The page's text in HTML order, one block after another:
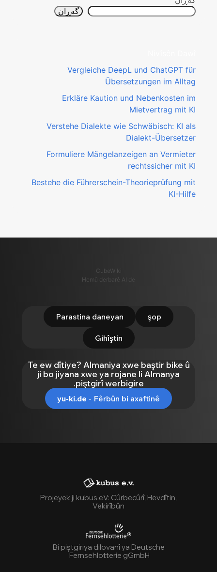
گه‌ڕان
Vergleiche DeepL und ChatGPT für
Übersetzungen im Alltag
Erkläre Kaution und Nebenkosten im
Mietvertrag mit KI
Verstehe Dialekte wie Schwäbisch: KI als
Dialekt-Übersetzer
Formuliere Mängelanzeigen an Vermieter
rechtssicher mit KI
Bestehe die Führerschein-Theorieprüfung mit
KI-Hilfe
CubeWiki
Hemû derbarê AI de
Projeyek ji kubus eV: Cûrbecûrî, Hevdîtin,
Vekirîbûn
Bi piştgiriya dilovanî ya Deutsche
Fernsehlotterie gGmbH
şop
Parastina daneyan
Gihîştin
Te ew dîtiye? Almaniya xwe baştir bike û
ji bo jiyana xwe ya rojane li Almanya
piştgirî werbigire.
yu-ki.de - Fêrbûn bi axaftinê